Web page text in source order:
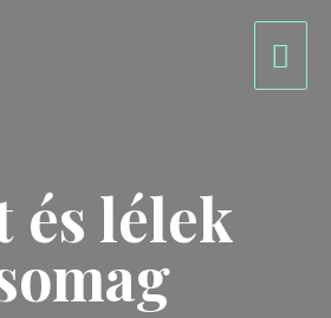
és lélek